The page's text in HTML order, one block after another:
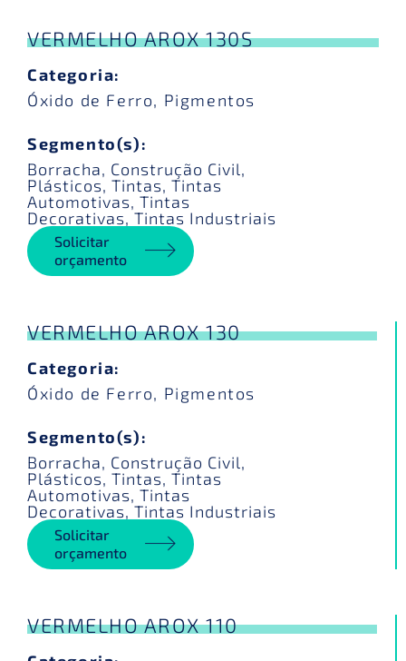
VERMELHO AROX 130S
Categoria:
Óxido de Ferro, Pigmentos
Segmento(s):
Borracha, Construção Civil,
Plásticos, Tintas, Tintas
Automotivas, Tintas
Decorativas, Tintas Industriais
Solicitar
orçamento
VERMELHO AROX 130
Categoria:
Óxido de Ferro, Pigmentos
Segmento(s):
Borracha, Construção Civil,
Plásticos, Tintas, Tintas
Automotivas, Tintas
Decorativas, Tintas Industriais
Solicitar
orçamento
VERMELHO AROX 110